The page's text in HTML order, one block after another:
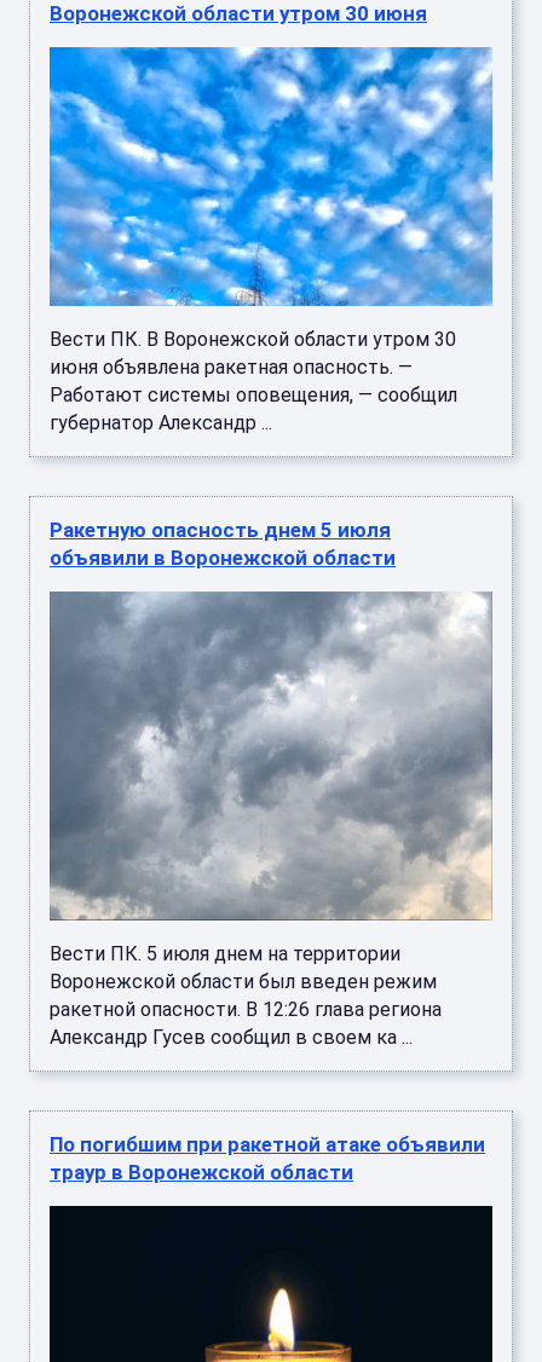
Воронежской области утром 30 июня
Вести ПК. В Воронежской области утром 30
июня объявлена ракетная опасность. —
Работают системы оповещения, — сообщил
губернатор Александр ...
Ракетную опасность днем 5 июля
объявили в Воронежской области
Вести ПК. 5 июля днем на территории
Воронежской области был введен режим
ракетной опасности. В 12:26 глава региона
Александр Гусев сообщил в своем ка ...
По погибшим при ракетной атаке объявили
траур в Воронежской области